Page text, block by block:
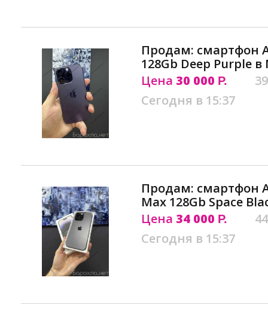
Продам: смартфон
128Gb Deep Purple
Цена 30 000 Р.
Сегодня в 15:37
Продам: смартфон
Max 128Gb Space
Цена 34 000 Р.
Сегодня в 15:37